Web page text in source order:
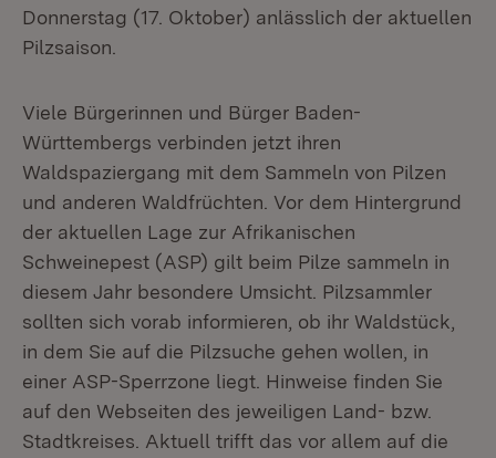
Donnerstag (17. Oktober) anlässlich der aktuellen
Pilzsaison.
Viele Bürgerinnen und Bürger Baden-
Württembergs verbinden jetzt ihren
Waldspaziergang mit dem Sammeln von Pilzen
und anderen Waldfrüchten. Vor dem Hintergrund
der aktuellen Lage zur Afrikanischen
Schweinepest (ASP) gilt beim Pilze sammeln in
diesem Jahr besondere Umsicht. Pilzsammler
sollten sich vorab informieren, ob ihr Waldstück,
in dem Sie auf die Pilzsuche gehen wollen, in
einer ASP-Sperrzone liegt. Hinweise finden Sie
auf den Webseiten des jeweiligen Land- bzw.
Stadtkreises. Aktuell trifft das vor allem auf die